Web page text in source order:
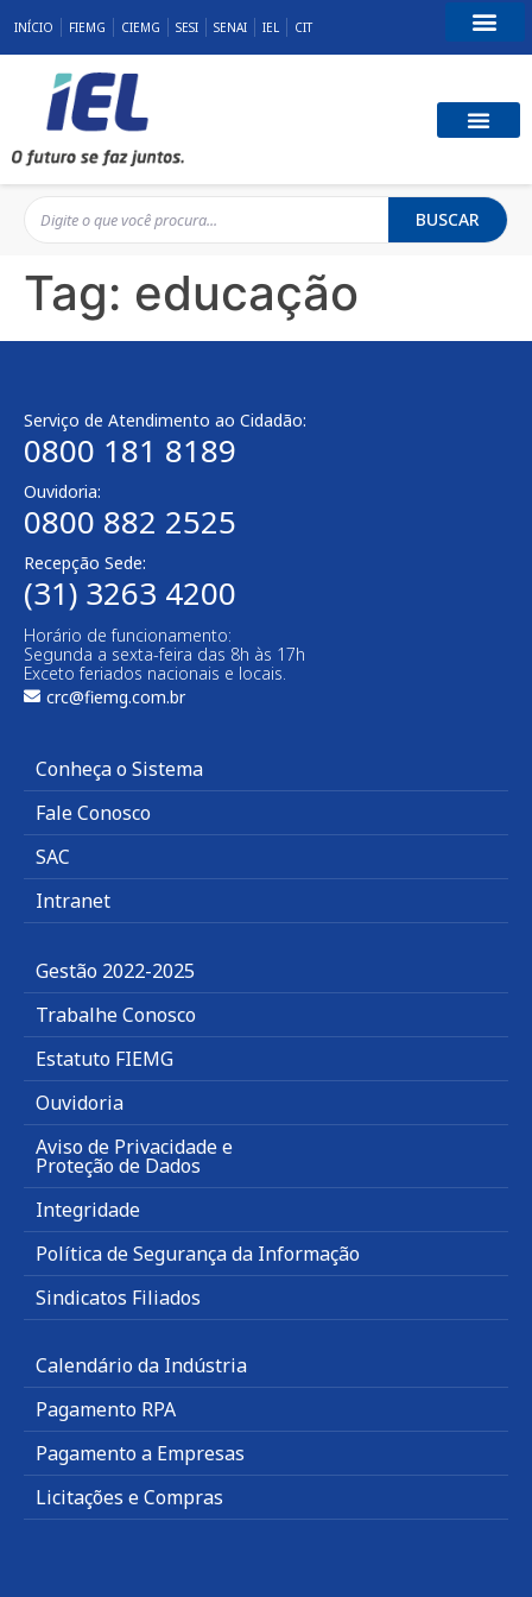
INÍCIO FIEMG CIEMG SESI SENAI IEL CIT
BUSCAR
Tag: educação
Serviço de Atendimento ao Cidadão:
0800 181 8189
Ouvidoria:
0800 882 2525
Recepção Sede:
(31) 3263 4200
Horário de funcionamento:
Segunda a sexta-feira das 8h às 17h
Exceto feriados nacionais e locais.
crc@fiemg.com.br
Conheça o Sistema
Fale Conosco
SAC
Intranet
Gestão 2022-2025
Trabalhe Conosco
Estatuto FIEMG
Ouvidoria
Aviso de Privacidade e
Proteção de Dados
Integridade
Política de Segurança da Informação
Sindicatos Filiados
Calendário da Indústria
Pagamento RPA
Pagamento a Empresas
Licitações e Compras